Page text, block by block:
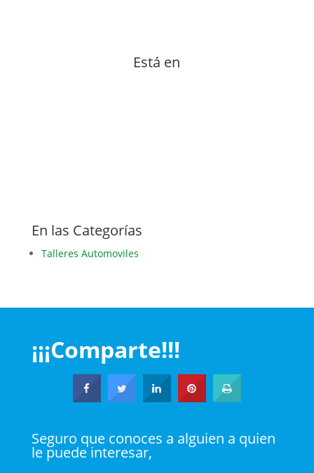
Está en
En las Categorías
Talleres Automoviles
¡¡¡Comparte!!!
Seguro que conoces a alguien a quien
le puede interesar,